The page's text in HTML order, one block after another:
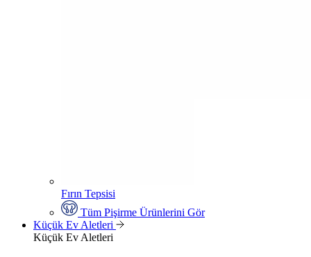
Fırın Tepsisi
Tüm Pişirme Ürünlerini Gör
Küçük Ev Aletleri
Küçük Ev Aletleri